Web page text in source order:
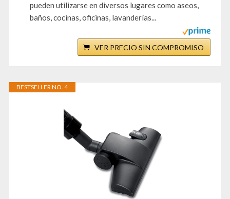
pueden utilizarse en diversos lugares como aseos,
baños, cocinas, oficinas, lavanderías...
VER PRECIO SIN COMPROMISO
BESTSELLER NO. 4